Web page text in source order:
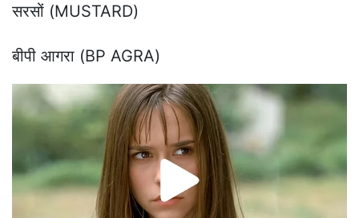
सरसों (MUSTARD)
बीपी आगरा (BP AGRA)